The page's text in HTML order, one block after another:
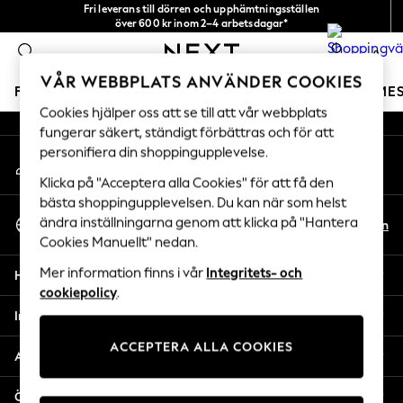
Fri leverans till dörren och upphämtningsställen
över 600 kr inom 2–4 arbetsdagar*
0
FLICKOR POJKAR BABY DAMER HERRAR
GIRLS
New In
50 - 92cm
98 - 110cm
116 - 134cm
140 - 174cm
Trending: Top & Short Sets
Trending: Clogs
All Clothing
Coats & Jackets
Sweatshirts & Hoodies
An error occurred on client
Våra sociala nätverk
Mitt konto
Logga in på ditt konto
Välj Språk
Svenska
Sv En
Hjälp
Integritet & Juridik
Avdelningar
Övriga tjänster
VÅR WEBBPLATS ANVÄNDER COOKIES
Cookies hjälper oss att se till att vår webbplats
fungerar säkert, ständigt förbättras och för att
personifiera din shoppingupplevelse.
Klicka på "Acceptera alla Cookies" för att få den
bästa shoppingupplevelsen. Du kan när som helst
ändra inställningarna genom att klicka på "Hantera
Cookies Manuellt" nedan.
Mer information finns i vår Integritets- och
cookiepolicy.
ACCEPTERA ALLA COOKIES